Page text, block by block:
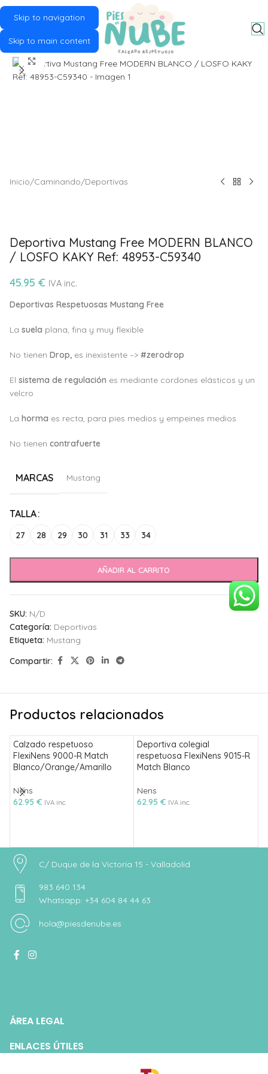
Skip to navigation
Skip to main content
Click to enlarge
Inicio/Caminando/Deportivas
Deportiva Mustang Free MODERN BLANCO
/ LOSFO KAKY Ref: 48953-C59340
45.95 € IVA inc.
Deportivas Respetuosas Mustang Free
La suela plana, fina y muy flexible
No tienen Drop, es inexistente –> #zerodrop
El sistema de regulación es mediante cordones elásticos y un
velcro
La horma es recta, para pies medios y empeines medios
No tienen contrafuerte
MARCAS Mustang
TALLA
27 28 29 30 31 33 34
AÑADIR AL CARRITO
Alternative:
SKU: N/D
Categoría: Deportivas
Etiqueta: Mustang
Compartir:
Productos relacionados
Calzado respetuoso
FlexiNens 9000-R Match
Blanco/Orange/Amarillo
Nens
62.95 € IVA inc.
Deportiva colegial
respetuosa FlexiNens 9015-R
Match Blanco
Nens
62.95 € IVA inc.
C/ Duque de la Victoria 15 - Valladolid
983 640 134
Whatsapp: +34 604 84 44 63
hola@piesdenube.es
ÁREA LEGAL
ENLACES ÚTILES